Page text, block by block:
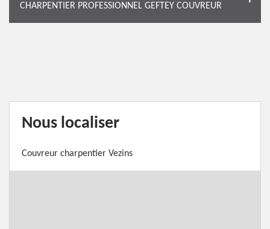
CHARPENTIER PROFESSIONNEL GEFTEY COUVREUR
Nous localiser
Couvreur charpentier Vezins